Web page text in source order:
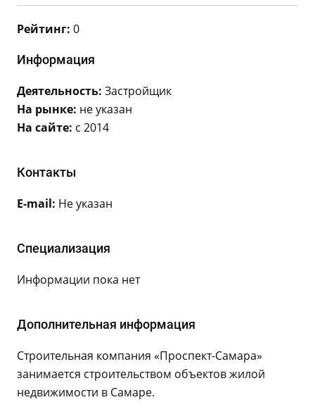
Рейтинг: 0
Информация
Деятельность: Застройщик
На рынке: не указан
На сайте: с 2014
Контакты
E-mail: Не указан
Специализация
Информации пока нет
Дополнительная информация
Строительная компания «Проспект-Самара»
занимается строительством объектов жилой
недвижимости в Самаре.